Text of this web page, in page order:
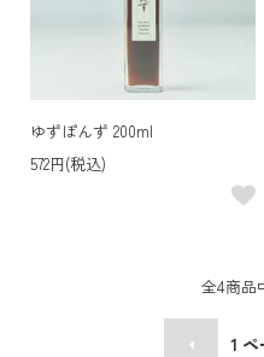
ゆずぽんず 200ml
572円(税込)
全4商品
1 ペ